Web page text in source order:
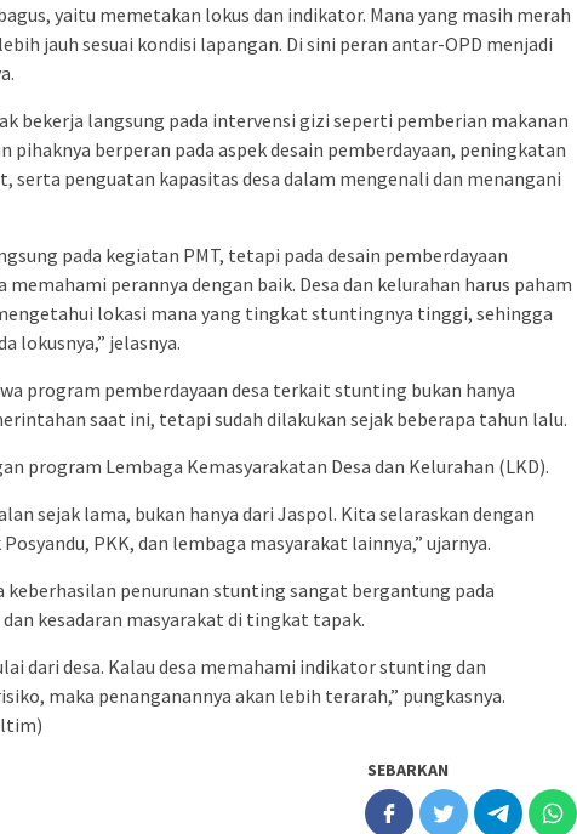
yaitu memetakan lokus dan indikator. Mana yang masih merah
jauh sesuai kondisi lapangan. Di sini peran antar-OPD menjadi
bekerja langsung pada intervensi gizi seperti pemberian makanan
pihaknya berperan pada aspek desain pemberdayaan, peningkatan
serta penguatan kapasitas desa dalam mengenali dan menangani
pada kegiatan PMT, tetapi pada desain pemberdayaan
memahami perannya dengan baik. Desa dan kelurahan harus paham
lokasi mana yang tingkat stuntingnya tinggi, sehingga
lokusnya,” jelasnya.
program pemberdayaan desa terkait stunting bukan hanya
saat ini, tetapi sudah dilakukan sejak beberapa tahun lalu.
program Lembaga Kemasyarakatan Desa dan Kelurahan (LKD).
sejak lama, bukan hanya dari Jaspol. Kita selaraskan dengan
PKK, dan lembaga masyarakat lainnya,” ujarnya.
keberhasilan penurunan stunting sangat bergantung pada
kesadaran masyarakat di tingkat tapak.
dari desa. Kalau desa memahami indikator stunting dan
maka penanganannya akan lebih terarah,” pungkasnya.
SEBARKAN